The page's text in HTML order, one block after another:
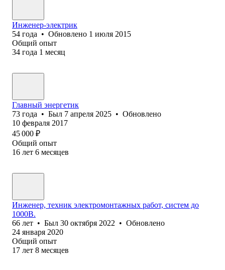
Инженер-электрик
54 года • Обновлено 1 июля 2015
Общий опыт
34 года 1 месяц
Главный энергетик
73 года • Был 7 апреля 2025 • Обновлено
10 февраля 2017
45 000 ₽
Общий опыт
16 лет 6 месяцев
Инженер, техник электромонтажных работ, систем до
1000В.
66 лет • Был 30 октября 2022 • Обновлено
24 января 2020
Общий опыт
17 лет 8 месяцев